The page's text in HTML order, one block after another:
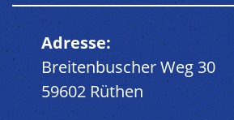
Adresse:
Breitenbuscher Weg 30
59602 Rüthen